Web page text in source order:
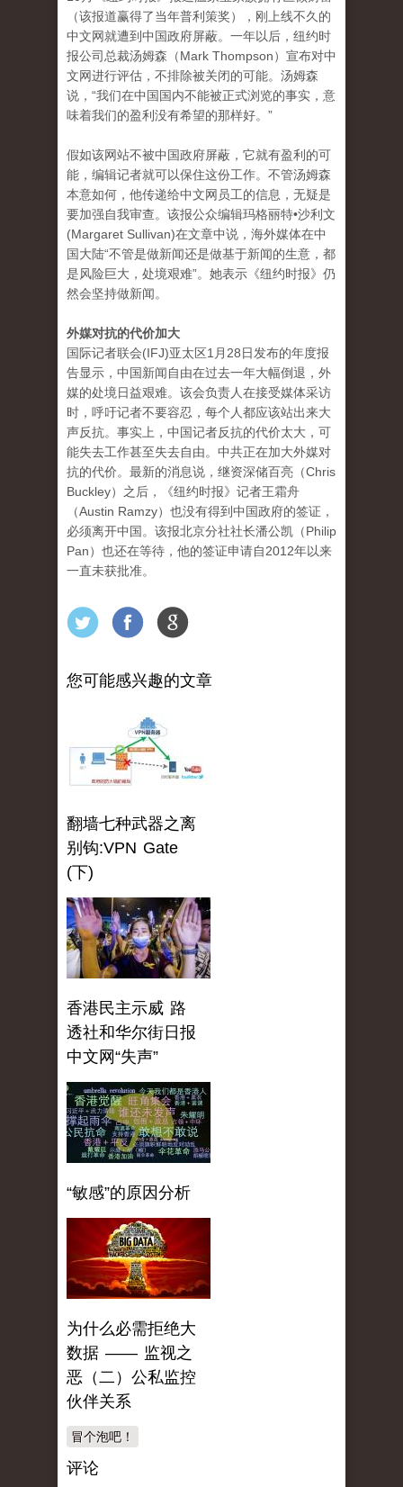
（该报道赢得了当年普利策奖），刚上线不久的
中文网就遭到中国政府屏蔽。一年以后，纽约时
报公司总裁汤姆森（Mark Thompson）宣布对中
文网进行评估，不排除被关闭的可能。汤姆森
说，“我们在中国国内不能被正式浏览的事实，意
味着我们的盈利没有希望的那样好。”
假如该网站不被中国政府屏蔽，它就有盈利的可
能，编辑记者就可以保住这份工作。不管汤姆森
本意如何，他传递给中文网员工的信息，无疑是
要加强自我审查。该报公众编辑玛格丽特•沙利文
(Margaret Sullivan)在文章中说，海外媒体在中
国大陆“不管是做新闻还是做基于新闻的生意，都
是风险巨大，处境艰难”。她表示《纽约时报》仍
然会坚持做新闻。
外媒对抗的代价加大
国际记者联会(IFJ)亚太区1月28日发布的年度报
告显示，中国新闻自由在过去一年大幅倒退，外
媒的处境日益艰难。该会负责人在接受媒体采访
时，呼吁记者不要容忍，每个人都应该站出来大
声反抗。事实上，中国记者反抗的代价太大，可
能失去工作甚至失去自由。中共正在加大外媒对
抗的代价。最新的消息说，继资深储百亮（Chris
Buckley）之后，《纽约时报》记者王霜舟
（Austin Ramzy）也没有得到中国政府的签证，
必须离开中国。该报北京分社社长潘公凯（Philip
Pan）也还在等待，他的签证申请自2012年以来
一直未获批准。
您可能感兴趣的文章
翻墙七种武器之离
别钩:VPN Gate
(下)
香港民主示威 路
透社和华尔街日报
中文网“失声”
“敏感”的原因分析
为什么必需拒绝大
数据 —— 监视之
恶（二）公私监控
伙伴关系
冒个泡吧！
评论